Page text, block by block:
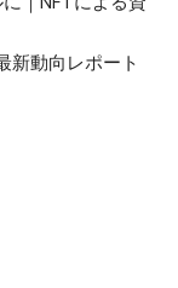
新動向レポート